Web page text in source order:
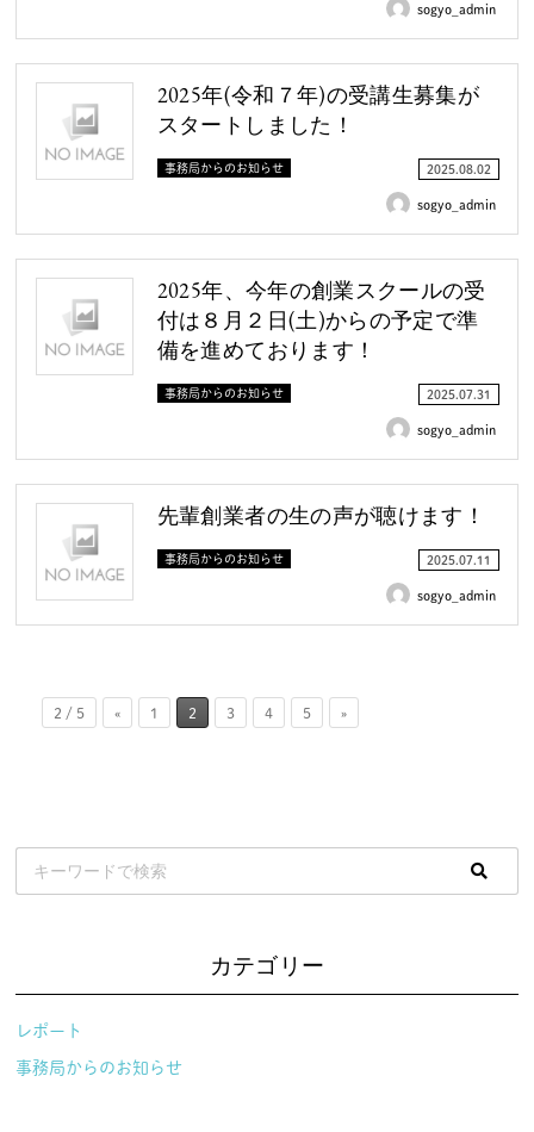
sogyo_admin
2025年(令和７年)の受講生募集が
スタートしました！
事務局からのお知らせ 2025.08.02
sogyo_admin
2025年、今年の創業スクールの受
付は８月２日(土)からの予定で準
備を進めております！
事務局からのお知らせ 2025.07.31
sogyo_admin
先輩創業者の生の声が聴けます！
事務局からのお知らせ 2025.07.11
sogyo_admin
2 / 5 « 1 2 3 4 5 »
カテゴリー
レポート
事務局からのお知らせ